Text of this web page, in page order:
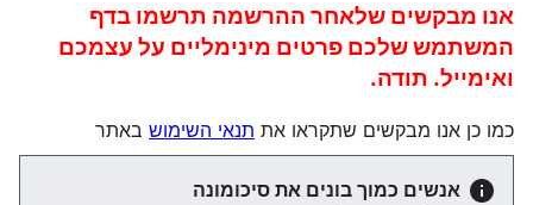
אנו מבקשים שלאחר ההרשמה תרשמו בדף
המשתמש שלכם פרטים מינימליים על עצמכם
ואימייל. תודה.
כמו כן אנו מבקשים שתקראו את תנאי השימוש באתר
אנשים כמוך בונים את סיכומונה